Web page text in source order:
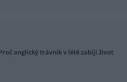
anglický trávník v létě zabíjí život